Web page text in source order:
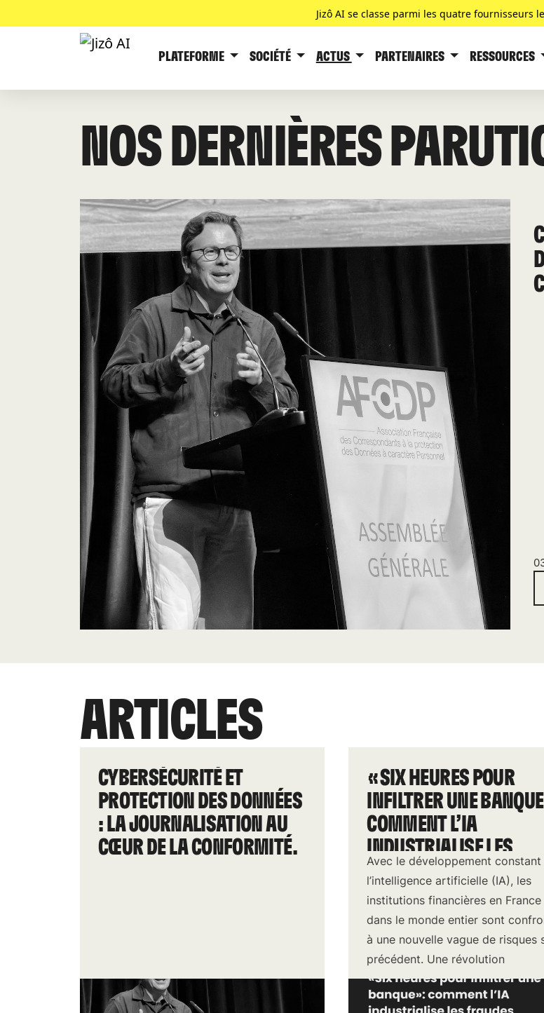
Jizô AI se classe parmi les quatre fournisseurs
PLATEFORME SOCIÉTÉ ACTUS PARTENAIRES RESSOURCES
NOS DERNIÈRES
ARTICLES
CYBERSÉCURITÉ ET
PROTECTION DES DONNÉES
: LA JOURNALISATION AU
CŒUR DE LA CONFORMITÉ.
«SIX HEURES POUR
INFILTRER UNE
COMMENT L’IA
INDUSTRIALISE LES
FRAUDES
Avec le développement constant
l’intelligence artificielle (IA), les
institutions financières en France
dans le monde entier sont
à une nouvelle vague de risques
précédent. Une révolution
technologique méconnue qui
s’intensif